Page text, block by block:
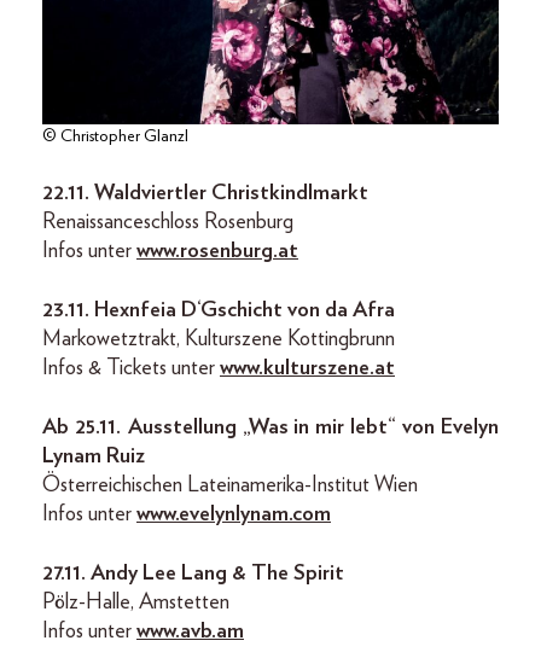
© Christopher Glanzl
22.11. Waldviertler Christkindlmarkt
Renaissanceschloss Rosenburg
Infos unter www.rosenburg.at
23.11. Hexnfeia D‘Gschicht von da Afra
Markowetztrakt, Kulturszene Kottingbrunn
Infos & Tickets unter www.kulturszene.at
Ab 25.11. Ausstellung „Was in mir lebt“ von Evelyn
Lynam Ruiz
Österreichischen Lateinamerika-Institut Wien
Infos unter www.evelynlynam.com
27.11. Andy Lee Lang & The Spirit
Pölz-Halle, Amstetten
Infos unter www.avb.am